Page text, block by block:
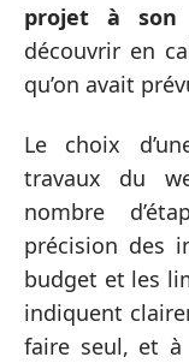
projet à son
découvrir en
qu’on avait
Le choix
travaux du
nombre
précision des
budget et les
indiquent
faire seul, et